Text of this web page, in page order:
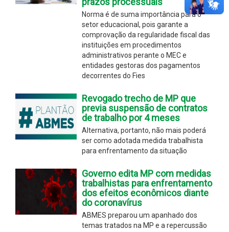
Norma é de suma importância para o
setor educacional, pois garante a
comprovação da regularidade fiscal das
instituições em procedimentos
administrativos perante o MEC e
entidades gestoras dos pagamentos
decorrentes do Fies
Revogado trecho de MP que
previa suspensão de contratos
de trabalho por 4 meses
Alternativa, portanto, não mais poderá
ser como adotada medida trabalhista
para enfrentamento da situação
Governo edita MP com medidas
trabalhistas para enfrentamento
dos efeitos econômicos diante
do coronavírus
ABMES preparou um apanhado dos
temas tratados na MP e a repercussão